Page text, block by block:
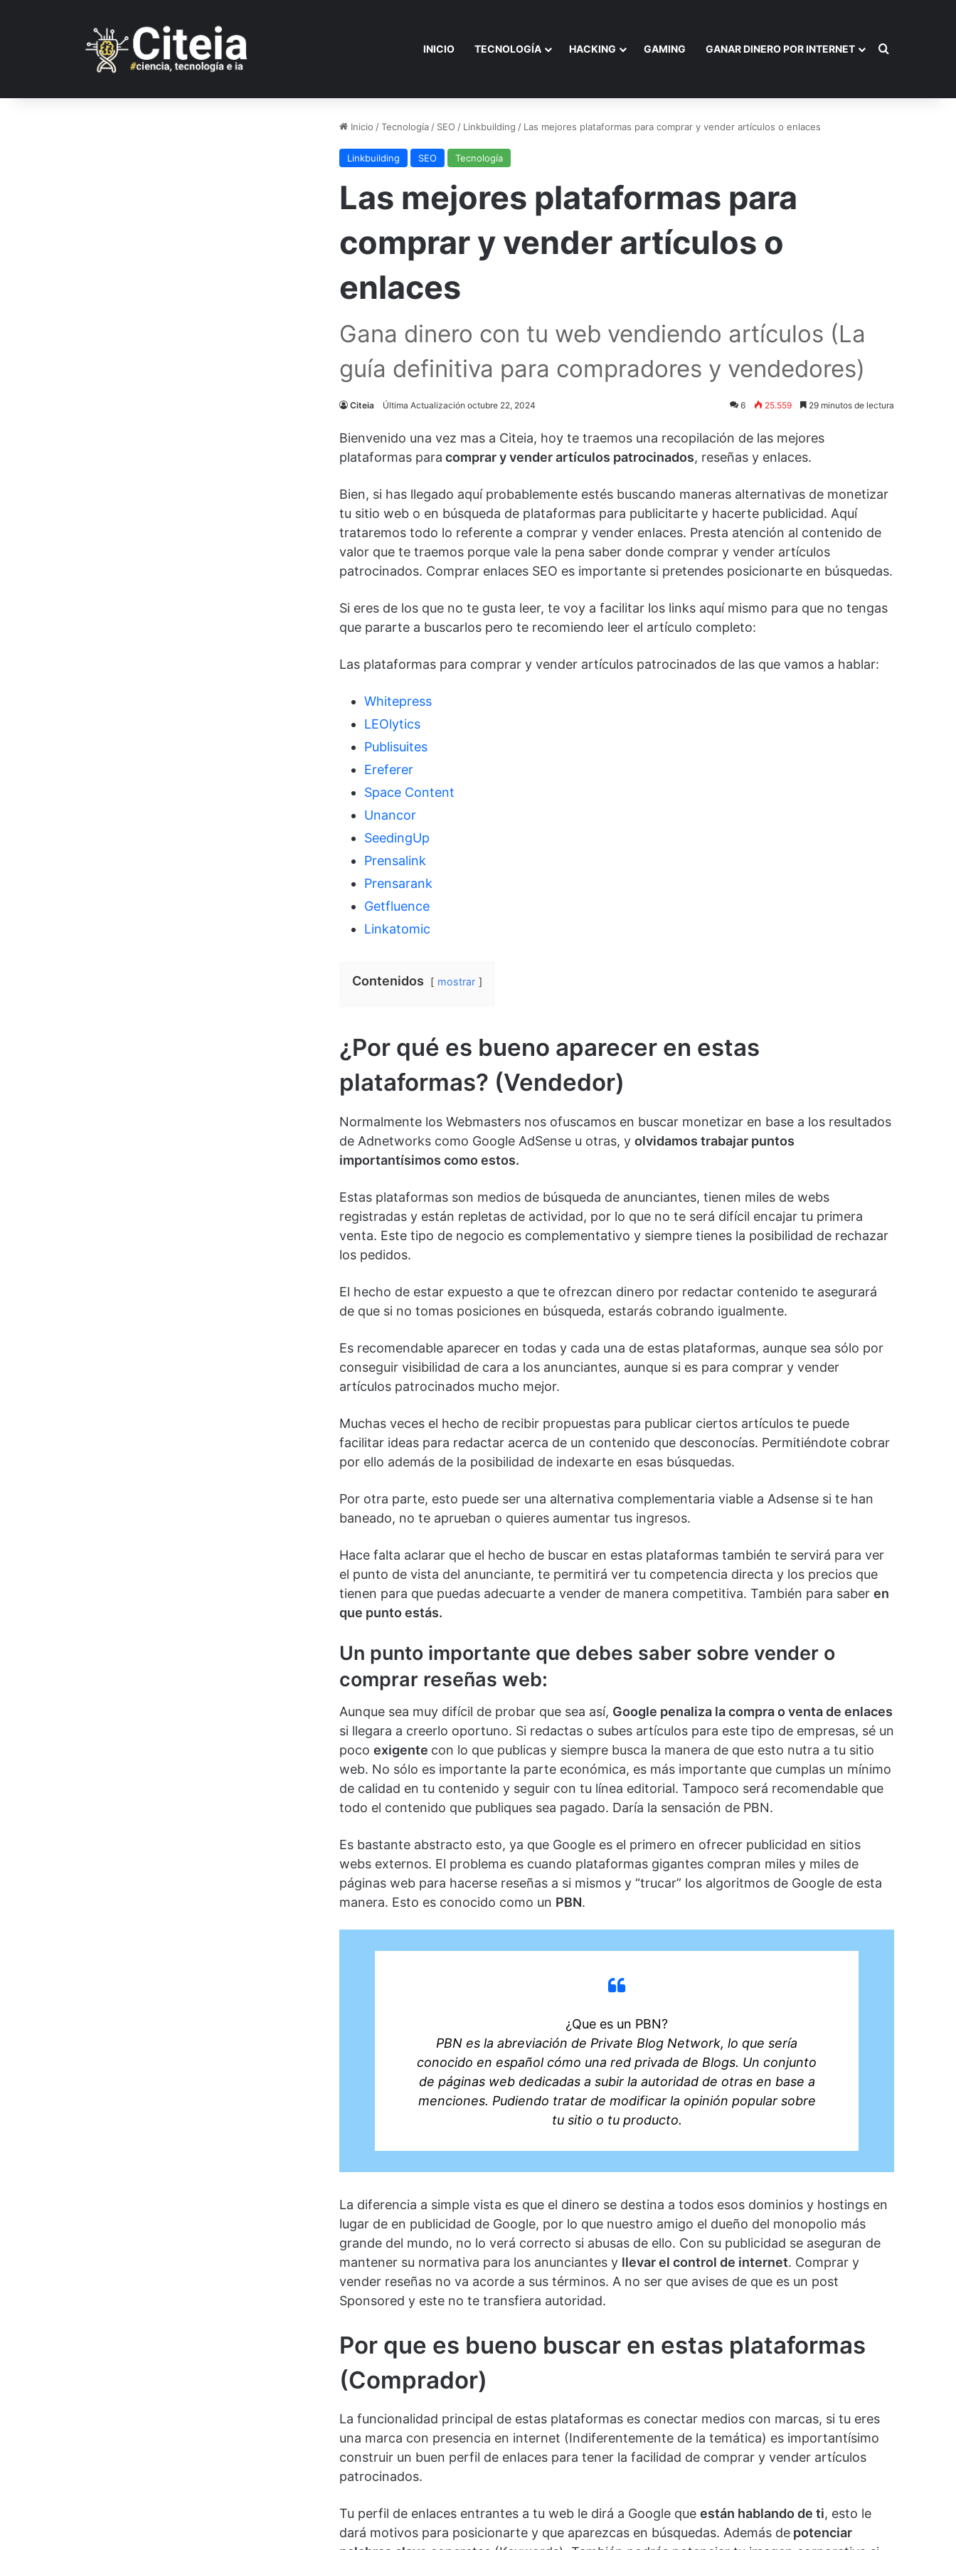
INICIO TECNOLOGÍA HACKING GAMING GANAR DINERO POR INTERNET Buscar por
Inicio /Tecnología / SEO / Linkbuilding / Las mejores plataformas para comprar y vender artículos o enlaces
Linkbuilding SEO Tecnología
Las mejores plataformas para
comprar y vender artículos o
enlaces
Gana dinero con tu web vendiendo artículos (La
guía definitiva para compradores y vendedores)
Citeia Última Actualización octubre 22, 2024 6 25.559 29 minutos de lectura
Bienvenido una vez mas a Citeia, hoy te traemos una recopilación de las mejores
plataformas para comprar y vender artículos patrocinados, reseñas y enlaces.
Bien, si has llegado aquí probablemente estés buscando maneras alternativas de monetizar
tu sitio web o en búsqueda de plataformas para publicitarte y hacerte publicidad. Aquí
trataremos todo lo referente a comprar y vender enlaces. Presta atención al contenido de
valor que te traemos porque vale la pena saber donde comprar y vender artículos
patrocinados. Comprar enlaces SEO es importante si pretendes posicionarte en búsquedas.
Si eres de los que no te gusta leer, te voy a facilitar los links aquí mismo para que no tengas
que pararte a buscarlos pero te recomiendo leer el artículo completo:
Las plataformas para comprar y vender artículos patrocinados de las que vamos a hablar:
Whitepress
LEOlytics
Publisuites
Ereferer
Space Content
Unancor
SeedingUp
Prensalink
Prensarank
Getfluence
Linkatomic
Contenidos mostrar
¿Por qué es bueno aparecer en estas
plataformas? (Vendedor)
Normalmente los Webmasters nos ofuscamos en buscar monetizar en base a los resultados
de Adnetworks como Google AdSense u otras, y olvidamos trabajar puntos
importantísimos como estos.
Estas plataformas son medios de búsqueda de anunciantes, tienen miles de webs
registradas y están repletas de actividad, por lo que no te será difícil encajar tu primera
venta. Este tipo de negocio es complementativo y siempre tienes la posibilidad de rechazar
los pedidos.
El hecho de estar expuesto a que te ofrezcan dinero por redactar contenido te asegurará
de que si no tomas posiciones en búsqueda, estarás cobrando igualmente.
Es recomendable aparecer en todas y cada una de estas plataformas, aunque sea sólo por
conseguir visibilidad de cara a los anunciantes, aunque si es para comprar y vender
artículos patrocinados mucho mejor.
Muchas veces el hecho de recibir propuestas para publicar ciertos artículos te puede
facilitar ideas para redactar acerca de un contenido que desconocías. Permitiéndote cobrar
por ello además de la posibilidad de indexarte en esas búsquedas.
Por otra parte, esto puede ser una alternativa complementaria viable a Adsense si te han
baneado, no te aprueban o quieres aumentar tus ingresos.
Hace falta aclarar que el hecho de buscar en estas plataformas también te servirá para ver
el punto de vista del anunciante, te permitirá ver tu competencia directa y los precios que
tienen para que puedas adecuarte a vender de manera competitiva. También para saber en
que punto estás.
Un punto importante que debes saber sobre vender o
comprar reseñas web:
Aunque sea muy difícil de probar que sea así, Google penaliza la compra o venta de enlaces
si llegara a creerlo oportuno. Si redactas o subes artículos para este tipo de empresas, sé un
poco exigente con lo que publicas y siempre busca la manera de que esto nutra a tu sitio
web. No sólo es importante la parte económica, es más importante que cumplas un mínimo
de calidad en tu contenido y seguir con tu línea editorial. Tampoco será recomendable que
todo el contenido que publiques sea pagado. Daría la sensación de PBN.
Es bastante abstracto esto, ya que Google es el primero en ofrecer publicidad en sitios
webs externos. El problema es cuando plataformas gigantes compran miles y miles de
páginas web para hacerse reseñas a si mismos y “trucar” los algoritmos de Google de esta
manera. Esto es conocido como un PBN.
¿Que es un PBN?
PBN es la abreviación de Private Blog Network, lo que sería
conocido en español cómo una red privada de Blogs. Un conjunto
de páginas web dedicadas a subir la autoridad de otras en base a
menciones. Pudiendo tratar de modificar la opinión popular sobre
tu sitio o tu producto.
La diferencia a simple vista es que el dinero se destina a todos esos dominios y hostings en
lugar de en publicidad de Google, por lo que nuestro amigo el dueño del monopolio más
grande del mundo, no lo verá correcto si abusas de ello. Con su publicidad se aseguran de
mantener su normativa para los anunciantes y llevar el control de internet. Comprar y
vender reseñas no va acorde a sus términos. A no ser que avises de que es un post
Sponsored y este no te transfiera autoridad.
Por que es bueno buscar en estas plataformas
(Comprador)
La funcionalidad principal de estas plataformas es conectar medios con marcas, si tu eres
una marca con presencia en internet (Indiferentemente de la temática) es importantísimo
construir un buen perfil de enlaces para tener la facilidad de comprar y vender artículos
patrocinados.
Tu perfil de enlaces entrantes a tu web le dirá a Google que están hablando de ti, esto le
dará motivos para posicionarte y que aparezcas en búsquedas. Además de potenciar